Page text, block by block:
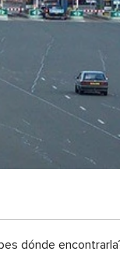
dónde